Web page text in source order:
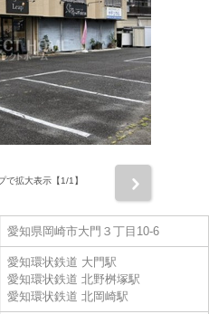
で拡大表示【1/1】
愛知県岡崎市大門３丁目10-6
愛知環状鉄道 大門駅
愛知環状鉄道 北野桝塚駅
愛知環状鉄道 北岡崎駅